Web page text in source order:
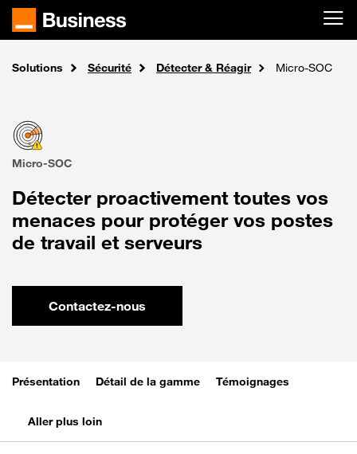
Passer au contenu principal
Accueil
Solutions Sécurité Détecter & Réagir Micro-SOC
Micro-SOC
Détecter proactivement toutes vos
menaces pour protéger vos postes
de travail et serveurs
Contactez-nous
Présentation Détail de la gamme Témoignages
Aller plus loin